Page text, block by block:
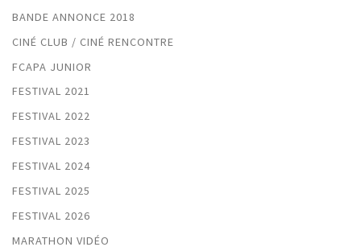
BANDE ANNONCE 2018
CINÉ CLUB / CINÉ RENCONTRE
FCAPA JUNIOR
FESTIVAL 2021
FESTIVAL 2022
FESTIVAL 2023
FESTIVAL 2024
FESTIVAL 2025
FESTIVAL 2026
MARATHON VIDÉO